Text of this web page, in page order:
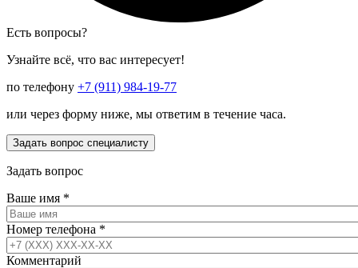
Есть вопросы?
Узнайте всё, что вас интересует!
по телефону +7 (911) 984-19-77
или через форму ниже, мы ответим в течение часа.
Задать вопрос специалисту
Задать вопрос
Ваше имя *
Номер телефона *
Комментарий